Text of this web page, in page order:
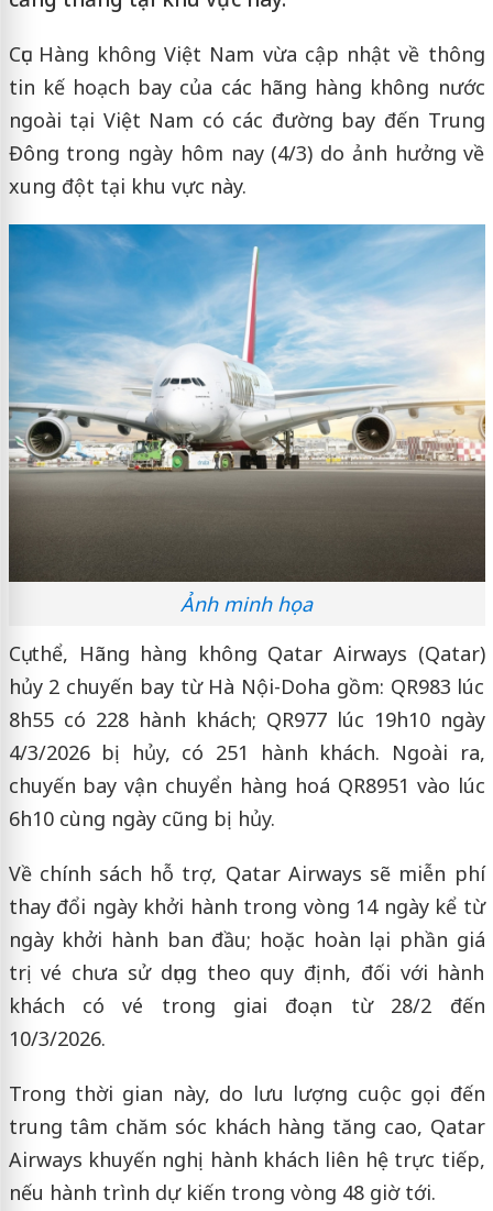
Cục Hàng không Việt Nam vừa cập nhật về thông
tin kế hoạch bay của các hãng hàng không nước
ngoài tại Việt Nam có các đường bay đến Trung
Đông trong ngày hôm nay (4/3) do ảnh hưởng về
xung đột tại khu vực này.
Ảnh minh họa
Cụ thể, Hãng hàng không Qatar Airways (Qatar)
hủy 2 chuyến bay từ Hà Nội-Doha gồm: QR983 lúc
8h55 có 228 hành khách; QR977 lúc 19h10 ngày
4/3/2026 bị hủy, có 251 hành khách. Ngoài ra,
chuyến bay vận chuyển hàng hoá QR8951 vào lúc
6h10 cùng ngày cũng bị hủy.
Về chính sách hỗ trợ, Qatar Airways sẽ miễn phí
thay đổi ngày khởi hành trong vòng 14 ngày kể từ
ngày khởi hành ban đầu; hoặc hoàn lại phần giá
trị vé chưa sử dụng theo quy định, đối với hành
khách có vé trong giai đoạn từ 28/2 đến
10/3/2026.
Trong thời gian này, do lưu lượng cuộc gọi đến
trung tâm chăm sóc khách hàng tăng cao, Qatar
Airways khuyến nghị hành khách liên hệ trực tiếp,
nếu hành trình dự kiến trong vòng 48 giờ tới.